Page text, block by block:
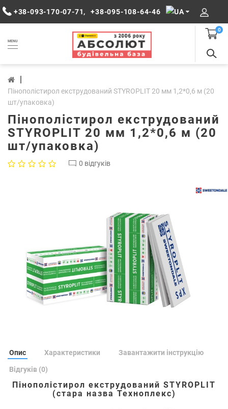
+38-093-170-07-71, +38-095-108-64-46
MENU
0
Пінополістирол екструдований STYROPLIT 20 мм 1,2*0,6 м (20
шт/упаковка)
Пінополістирол екструдований
STYROPLIT 20 мм 1,2*0,6 м (20
шт/упаковка)
0 відгуків
Опис Характеристики Завантажити інструкцію
Відгуків (0)
Пінополістирол екструдований STYROPLIT
(стара назва Техноплекс)